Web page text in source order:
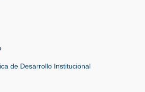
de Desarrollo Institucional